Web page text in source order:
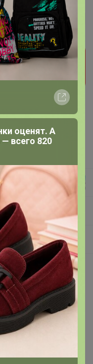
Орг. 476,52р
Поставьте отметку
сообщим как
с
сдоговором оферты.
оценят. А
всего 820